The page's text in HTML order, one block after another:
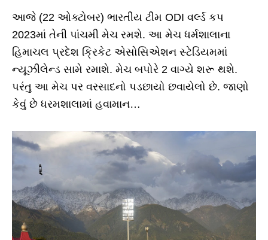
આજે (22 ઓક્ટોબર) ભારતીય ટીમ ODI વર્લ્ડ કપ
2023માં તેની પાંચમી મેચ રમશે. આ મેચ ધર્મશાલાના
હિમાચલ પ્રદેશ ક્રિકેટ એસોસિએશન સ્ટેડિયમમાં
ન્યૂઝીલેન્ડ સામે રમાશે. મેચ બપોરે 2 વાગ્યે શરૂ થશે.
પરંતુ આ મેચ પર વરસાદનો પડછાયો છવાયેલો છે. જાણો
કેવું છે ધરમશાલામાં હવામાન…